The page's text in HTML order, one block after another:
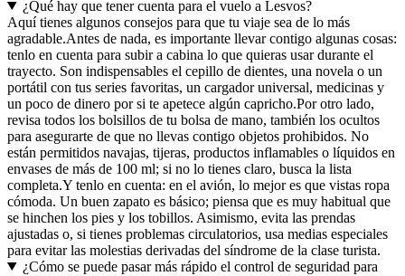
¿Qué hay que tener cuenta para el vuelo a Lesvos?
Aquí tienes algunos consejos para que tu viaje sea de lo más
agradable.Antes de nada, es importante llevar contigo algunas cosas:
tenlo en cuenta para subir a cabina lo que quieras usar durante el
trayecto. Son indispensables el cepillo de dientes, una novela o un
portátil con tus series favoritas, un cargador universal, medicinas y
un poco de dinero por si te apetece algún capricho.Por otro lado,
revisa todos los bolsillos de tu bolsa de mano, también los ocultos
para asegurarte de que no llevas contigo objetos prohibidos. No
están permitidos navajas, tijeras, productos inflamables o líquidos en
envases de más de 100 ml; si no lo tienes claro, busca la lista
completa.Y tenlo en cuenta: en el avión, lo mejor es que vistas ropa
cómoda. Un buen zapato es básico; piensa que es muy habitual que
se hinchen los pies y los tobillos. Asimismo, evita las prendas
ajustadas o, si tienes problemas circulatorios, usa medias especiales
para evitar las molestias derivadas del síndrome de la clase turista.
¿Cómo se puede pasar más rápido el control de seguridad para